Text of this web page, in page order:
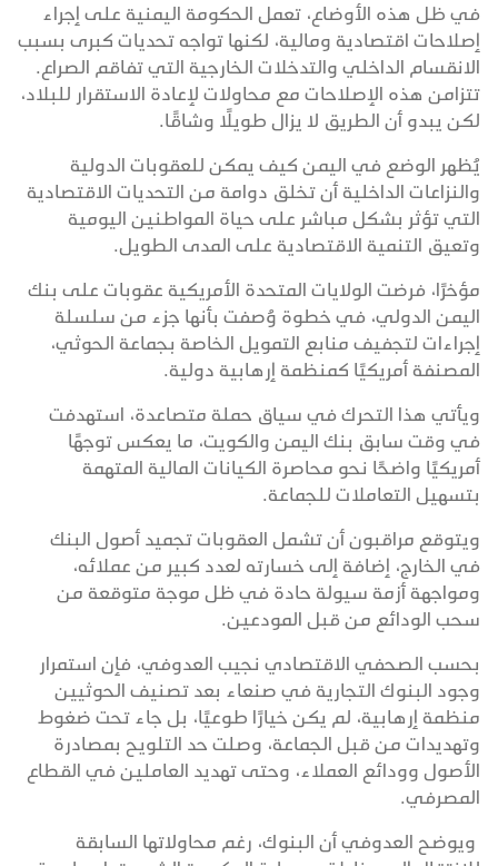
في ظل هذه الأوضاع، تعمل الحكومة اليمنية على إجراء
إصلاحات اقتصادية ومالية، لكنها تواجه تحديات كبرى بسبب
الانقسام الداخلي والتدخلات الخارجية التي تفاقم الصراع.
تتزامن هذه الإصلاحات مع محاولات لإعادة الاستقرار للبلاد،
لكن يبدو أن الطريق لا يزال طويلًا وشاقًا.
يُظهر الوضع في اليمن كيف يمكن للعقوبات الدولية
والنزاعات الداخلية أن تخلق دوامة من التحديات الاقتصادية
التي تؤثر بشكل مباشر على حياة المواطنين اليومية
وتعيق التنمية الاقتصادية على المدى الطويل.
مؤخرًا، فرضت الولايات المتحدة الأمريكية عقوبات على بنك
اليمن الدولي، في خطوة وُصفت بأنها جزء من سلسلة
إجراءات لتجفيف منابع التمويل الخاصة بجماعة الحوثي،
المصنفة أمريكيًا كمنظمة إرهابية دولية.
ويأتي هذا التحرك في سياق حملة متصاعدة، استهدفت
في وقت سابق بنك اليمن والكويت، ما يعكس توجهًا
أمريكيًا واضحًا نحو محاصرة الكيانات المالية المتهمة
بتسهيل التعاملات للجماعة.
ويتوقع مراقبون أن تشمل العقوبات تجميد أصول البنك
في الخارج، إضافة إلى خسارته لعدد كبير من عملائه،
ومواجهة أزمة سيولة حادة في ظل موجة متوقعة من
سحب الودائع من قبل المودعين.
بحسب الصحفي الاقتصادي نجيب العدوفي، فإن استمرار
وجود البنوك التجارية في صنعاء بعد تصنيف الحوثيين
منظمة إرهابية، لم يكن خيارًا طوعيًا، بل جاء تحت ضغوط
وتهديدات من قبل الجماعة، وصلت حد التلويح بمصادرة
الأصول وودائع العملاء، وحتى تهديد العاملين في القطاع
المصرفي.
ويوضح العدوفي أن البنوك، رغم محاولاتها السابقة